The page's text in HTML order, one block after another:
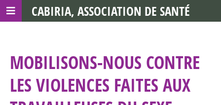
MOBILISONS-NOUS CONTRE
LES VIOLENCES FAITES AUX
CABIRIA, ASSOCIATION DE SANTÉ